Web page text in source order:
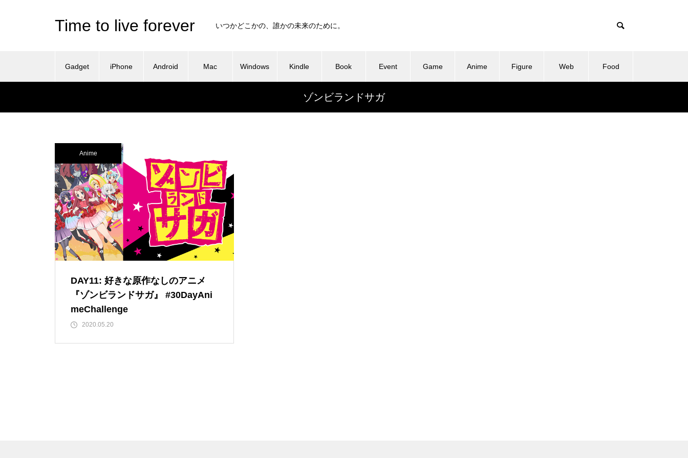
Time to live forever いつかどこかの、誰かの未来のために。
Gadget iPhone Android Mac Windows Kindle Book Event Game Anime Figure Web Food
ゾンビランドサガ
Anime
DAY11: 好きな原作なしのアニメ
『ゾンビランドサガ』 #30DayAni
meChallenge
2020.05.20